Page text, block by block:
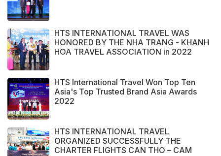
HTS INTERNATIONAL TRAVEL WAS
HONORED BY THE NHA TRANG - KHANH
HOA TRAVEL ASSOCIATION in 2022
HTS International Travel Won Top Ten
Asia's Top Trusted Brand Asia Awards
2022
HTS INTERNATIONAL TRAVEL
ORGANIZED SUCCESSFULLY THE
CHARTER FLIGHTS CAN THO – CAM